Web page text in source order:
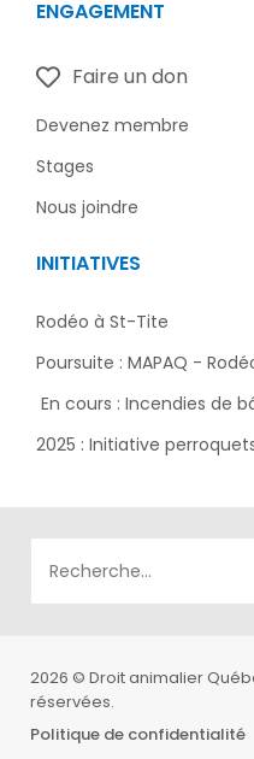
ENGAGEMENT
Faire un don
Devenez membre
Stages
Nous joindre
INITIATIVES
Rodéo à St-Tite
Poursuite : MAPAQ -
En cours : Incendies de
2025 : Initiative
2026 © Droit animalier
réservées.
Politique de confidentialité